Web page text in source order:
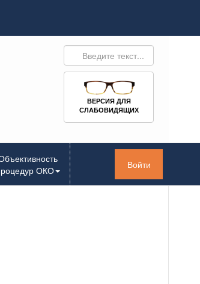
ВЕРСИЯ ДЛЯ
СЛАБОВИДЯЩИХ
Войти
ОКО